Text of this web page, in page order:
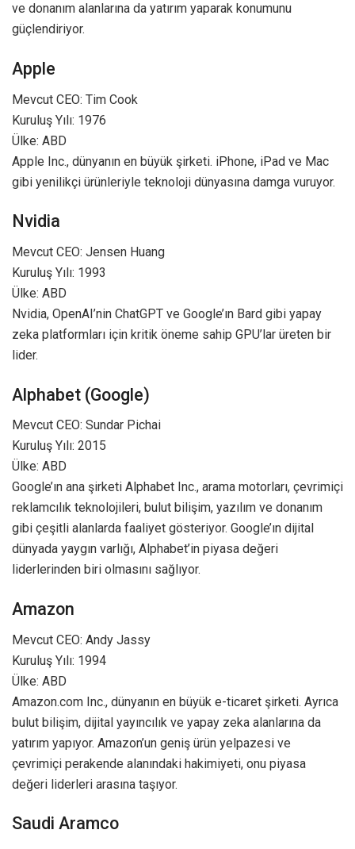
ve donanım alanlarına da yatırım yaparak konumunu
güçlendiriyor.
Apple
Mevcut CEO: Tim Cook
Kuruluş Yılı: 1976
Ülke: ABD
Apple Inc., dünyanın en büyük şirketi. iPhone, iPad ve Mac
gibi yenilikçi ürünleriyle teknoloji dünyasına damga vuruyor.
Nvidia
Mevcut CEO: Jensen Huang
Kuruluş Yılı: 1993
Ülke: ABD
Nvidia, OpenAI’nin ChatGPT ve Google’ın Bard gibi yapay
zeka platformları için kritik öneme sahip GPU’lar üreten bir
lider.
Alphabet (Google)
Mevcut CEO: Sundar Pichai
Kuruluş Yılı: 2015
Ülke: ABD
Google’ın ana şirketi Alphabet Inc., arama motorları, çevrimiçi
reklamcılık teknolojileri, bulut bilişim, yazılım ve donanım
gibi çeşitli alanlarda faaliyet gösteriyor. Google’ın dijital
dünyada yaygın varlığı, Alphabet’in piyasa değeri
liderlerinden biri olmasını sağlıyor.
Amazon
Mevcut CEO: Andy Jassy
Kuruluş Yılı: 1994
Ülke: ABD
Amazon.com Inc., dünyanın en büyük e-ticaret şirketi. Ayrıca
bulut bilişim, dijital yayıncılık ve yapay zeka alanlarına da
yatırım yapıyor. Amazon’un geniş ürün yelpazesi ve
çevrimiçi perakende alanındaki hakimiyeti, onu piyasa
değeri liderleri arasına taşıyor.
Saudi Aramco